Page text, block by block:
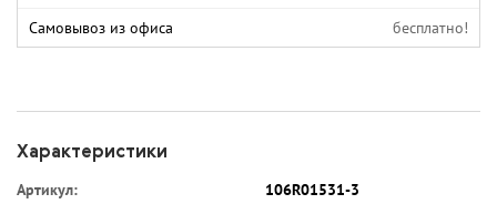
Самовывоз из офиса
бесплатно!
Характеристики
Артикул:
106R01531-3